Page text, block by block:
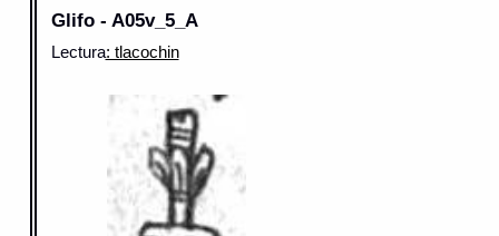
Glifo - A05v_5_A
Lectura: tlacochin